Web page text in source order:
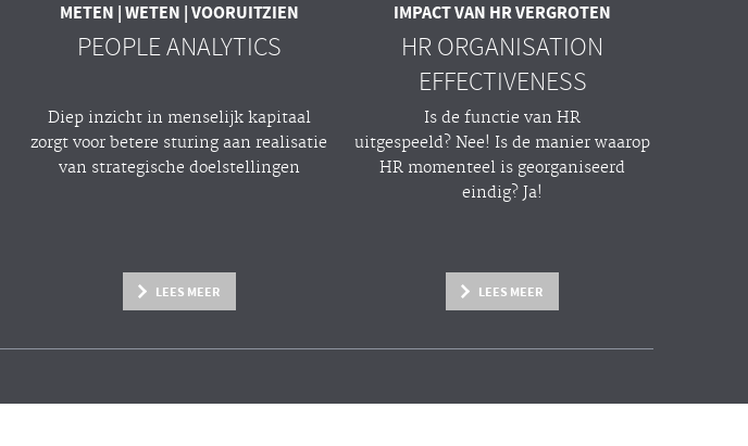
METEN | WETEN | VOORUITZIEN
PEOPLE ANALYTICS
Diep inzicht in menselijk kapitaal
zorgt voor betere sturing aan realisatie
van strategische doelstellingen
LEES MEER
IMPACT VAN HR VERGROTEN
HR ORGANISATION
EFFECTIVENESS
Is de functie van HR
uitgespeeld? Nee! Is de manier waarop
HR momenteel is georganiseerd
eindig? Ja!
LEES MEER